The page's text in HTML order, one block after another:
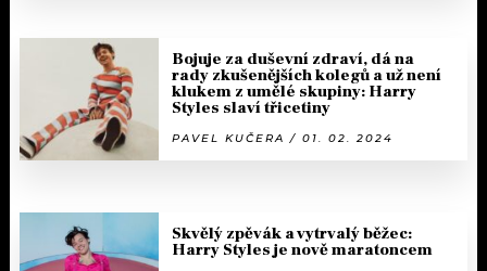
Bojuje za duševní zdraví, dá na
rady zkušenějších kolegů a už není
klukem z umělé skupiny: Harry
Styles slaví třicetiny
PAVEL KUČERA / 01. 02. 2024
Skvělý zpěvák a vytrvalý běžec:
Harry Styles je nově maratoncem